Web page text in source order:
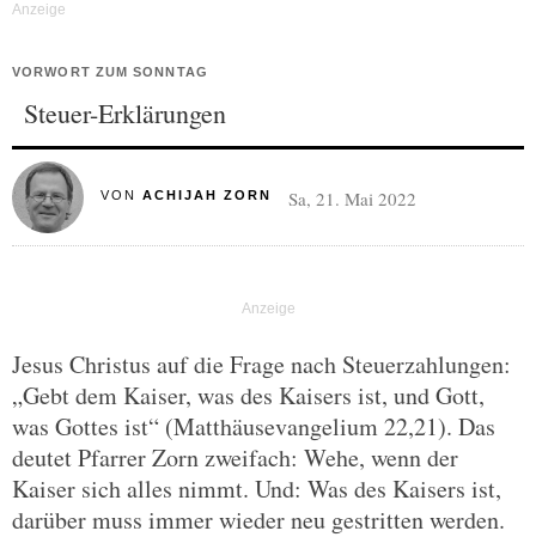
VORWORT ZUM SONNTAG
Steuer-Erklärungen
VON ACHIJAH ZORN Sa, 21. Mai 2022
Jesus Christus auf die Frage nach Steuerzahlungen:
„Gebt dem Kaiser, was des Kaisers ist, und Gott,
was Gottes ist“ (Matthäusevangelium 22,21). Das
deutet Pfarrer Zorn zweifach: Wehe, wenn der
Kaiser sich alles nimmt. Und: Was des Kaisers ist,
darüber muss immer wieder neu gestritten werden.